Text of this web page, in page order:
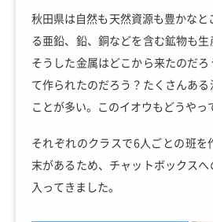
秋田県は自然も天然資源も豊かなと
る亜鉛、鉛、銅などを含む鉱物も
そうした金属はどこから来たのだ
て作られたのだろう？たくさんあ
ことが多い。このイオウもどうやっ
それぞれのクラスで6人ごとの班を
末があるため、チャットボックス
入ってきました。